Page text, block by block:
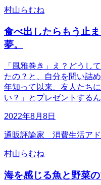
村山らむね
食べ出したらもう止
夢。
「風雅巻き」え？どうし
たの？と、自分を問い詰
年知って以来、友人たち
い？」とプレゼントする
2022年8月8日
通販評論家 消費生活ア
村山らむね
海を感じる魚と野菜